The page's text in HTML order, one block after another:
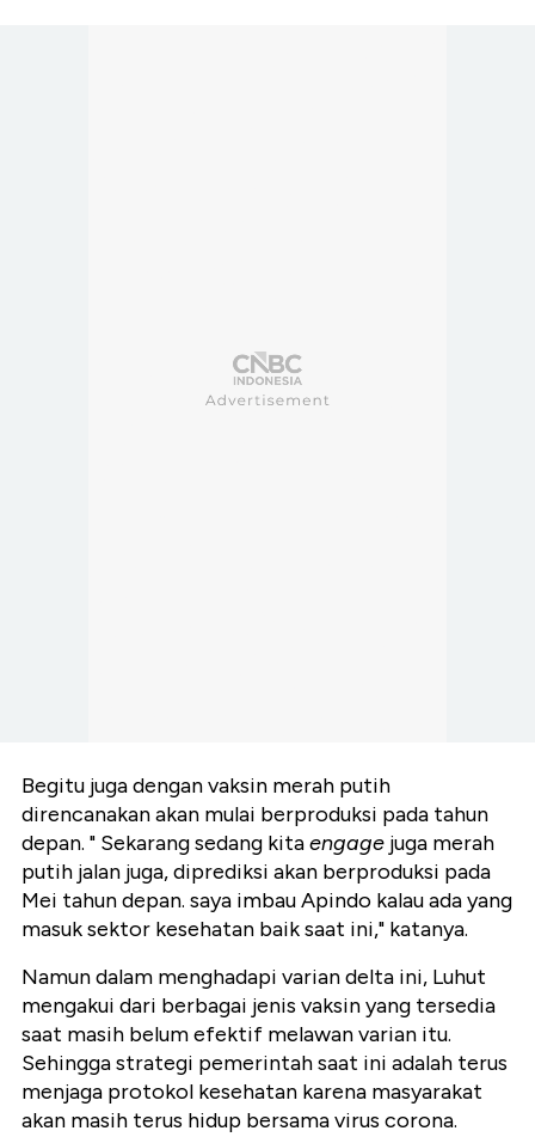
Begitu juga dengan vaksin merah putih
direncanakan akan mulai berproduksi pada tahun
depan. " Sekarang sedang kitaengage juga merah
putih jalan juga, diprediksi akan berproduksi pada
Mei tahun depan. saya imbau Apindo kalau ada yang
masuk sektor kesehatan baik saat ini," katanya.
Namun dalam menghadapi varian delta ini, Luhut
mengakui dari berbagai jenis vaksin yang tersedia
saat masih belum efektif melawan varian itu.
Sehingga strategi pemerintah saat ini adalah terus
menjaga protokol kesehatan karena masyarakat
akan masih terus hidup bersama virus corona.